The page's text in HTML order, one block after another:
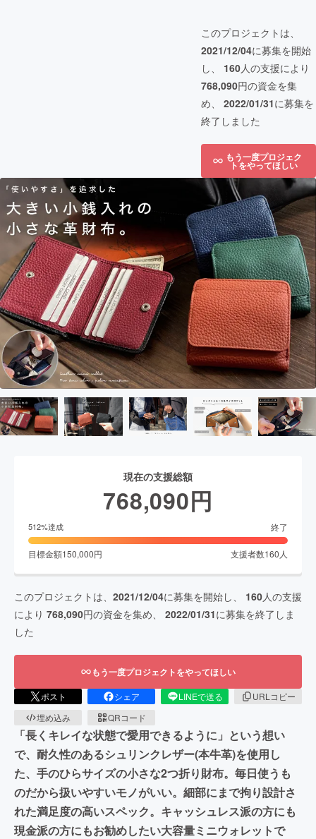
このプロジェクトは、
2021/12/04に募集を開始
し、 160人の支援により
768,090円の資金を集
め、 2022/01/31に募集を
終了しました
もう一度プロジェク
トをやってほしい
現在の支援総額
768,090円
512%達成 終了
目標金額150,000円 支援者数160 人
このプロジェクトは、 2021/12/04に募集を開始し、 160人の支援
により 768,090円の資金を集め、 2022/01/31に募集を終了しま
した
もう一度プロジェクトをやってほしい
ポスト シェア LINEで送る
URLコピー
埋め込み
QRコード
「長くキレイな状態で愛用できるように」という想い
で、耐久性のあるシュリンクレザー(本牛革)を使用し
た、手のひらサイズの小さな2つ折り財布。毎日使うも
のだから扱いやすいモノがいい。細部にまで拘り設計さ
れた満足度の高いスペック。キャッシュレス派の方にも
現金派の方にもお勧めしたい大容量ミニウォレットで